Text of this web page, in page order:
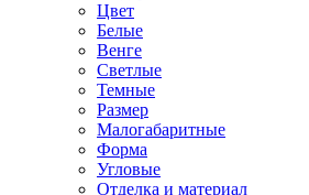
Цвет
Белые
Венге
Светлые
Темные
Размер
Малогабаритные
Форма
Угловые
Отделка и материал